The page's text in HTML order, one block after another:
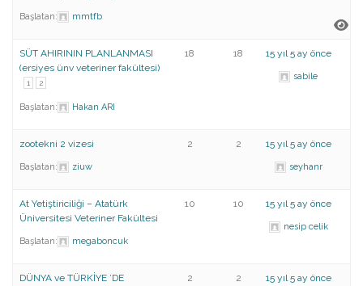
Başlatan: mmtfb
SÜT AHIRININ PLANLANMASI
(ersiyes ünv veteriner fakültesi)
1 2
Başlatan: Hakan ARI
18 18 15 yıl 5 ay önce
sabile
zootekni 2 vizesi
Başlatan: ziuw
2 2 15 yıl 5 ay önce
seyhanr
At Yetiştiriciliği – Atatürk
Üniversitesi Veteriner Fakültesi
Başlatan: megaboncuk
10 10 15 yıl 5 ay önce
nesip celik
DÜNYA ve TÜRKİYE ’DE
2 2 15 yıl 5 ay önce